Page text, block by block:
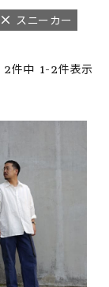
スニーカー
2件中 1-2件表示